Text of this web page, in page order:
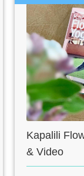
Kapalili
& Video